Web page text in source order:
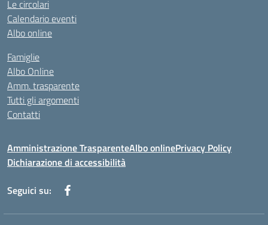
Le circolari
Calendario eventi
Albo online
Famiglie
Albo Online
Amm. trasparente
Tutti gli argomenti
Contatti
Amministrazione TrasparenteAlbo onlinePrivacy Policy
Dichiarazione di accessibilità
Seguici su: